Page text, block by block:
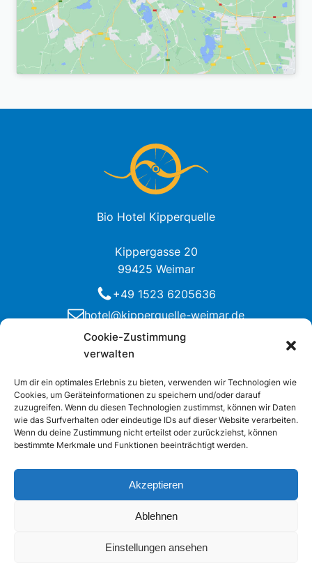
Cookie-Zustimmung
verwalten
Um dir ein optimales Erlebnis zu bieten, verwenden wir Technologien wie
Cookies, um Geräteinformationen zu speichern und/oder darauf
zuzugreifen. Wenn du diesen Technologien zustimmst, können wir Daten
wie das Surfverhalten oder eindeutige IDs auf dieser Website verarbeiten.
Wenn du deine Zustimmung nicht erteilst oder zurückziehst, können
bestimmte Merkmale und Funktionen beeinträchtigt werden.
Akzeptieren
Ablehnen
Einstellungen ansehen
Bio Hotel Kipperquelle
Kippergasse 20
99425 Weimar
+49 1523 6205636
hotel@kipperquelle-weimar.de
Buchung
Bio-Frühstück
Stadtführungen
Über uns
Team Kipperquelle
Umgebung und Lage
Anreise
Rechtliches
Impressum
Datenschutz
vorbehalten.